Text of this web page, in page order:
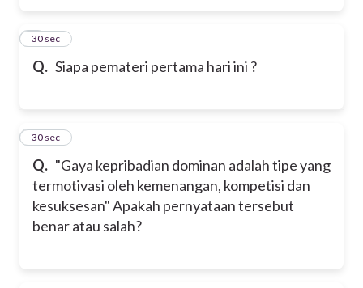
Q. Siapa pemateri pertama hari ini ?
5
30 sec
Q. "Gaya kepribadian dominan adalah tipe yang
termotivasi oleh kemenangan, kompetisi dan
kesuksesan" Apakah pernyataan tersebut
benar atau salah?
6
30 sec